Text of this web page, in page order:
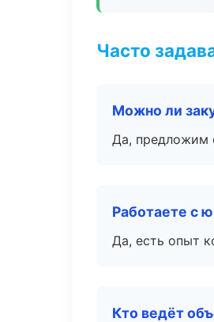
Часто
Можно ли
Да, предложим
Работаете с
Да, есть опыт
Кто ведёт